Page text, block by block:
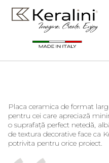
Placa ceramica de format
pentru cei care apreciază
o suprafață perfect netedă,
de textura decorative face ca
potrivita pentru orice proiect.